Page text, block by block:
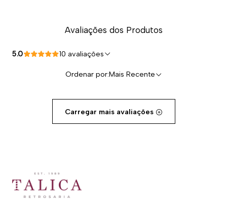
Avaliações dos Produtos
5.0 10 avaliações
Ordenar por:Mais Recente
Carregar mais avaliações